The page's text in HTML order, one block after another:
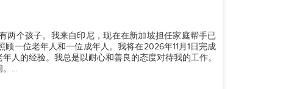
两个孩子。我来自印尼，现在在新加坡担任家庭帮手已
一位老年人和一位成年人。我将在2026年11月1日完成
人的经验。我总是以耐心和善良的态度对待我的工作。
...